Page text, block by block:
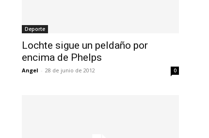
Deporte
Lochte sigue un peldaño por
encima de Phelps
Angel - 28 de junio de 2012 0